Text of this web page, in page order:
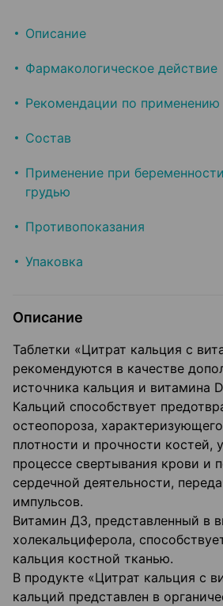
Описание
Фармакологическое действие
Рекомендации по применению
Состав
Применение при
грудью
Противопоказания
Упаковка
Описание
Таблетки «Цитрат кальция с
рекомендуются в качестве
источника кальция и витамина
Кальций способствует
остеопороза,
плотности и прочности костей,
процессе свертывания крови и
сердечной деятельности,
импульсов.
Витамин Д3, представленный в
холекальциферола,
кальция костной тканью.
В продукте «Цитрат кальция с
кальций представлен в